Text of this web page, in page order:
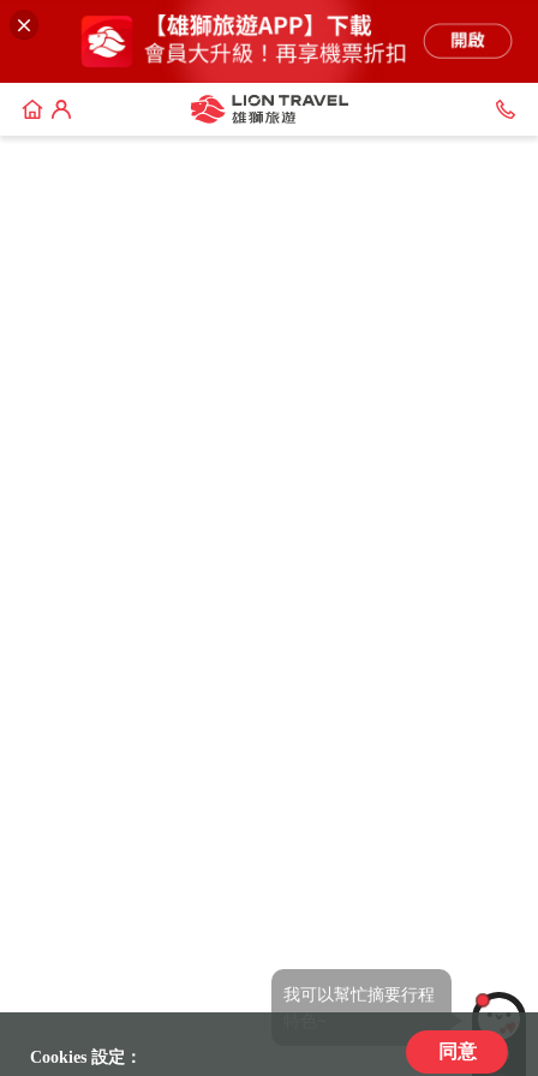
LiLi
我可以幫忙摘要行程
特色~
Cookies 設定： 同意